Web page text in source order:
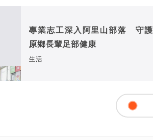
專業志工深入阿里山部落 守護
原鄉長輩足部健康
生活